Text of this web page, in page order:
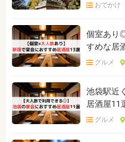
おでかけ
個室あり
すめな居
グルメ
池袋駅近
居酒屋11
グルメ